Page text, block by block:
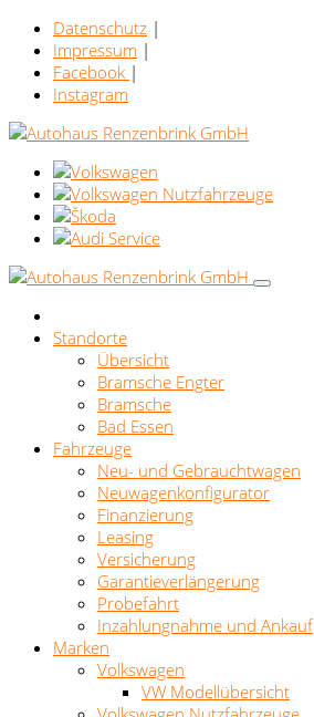
Datenschutz |
Impressum |
Facebook |
Instagram
Standorte
Übersicht
Bramsche Engter
Bramsche
Bad Essen
Fahrzeuge
Neu- und Gebrauchtwagen
Neuwagenkonfigurator
Finanzierung
Leasing
Versicherung
Garantieverlängerung
Probefahrt
Inzahlungnahme und Ankauf
Marken
Volkswagen
VW Modellübersicht